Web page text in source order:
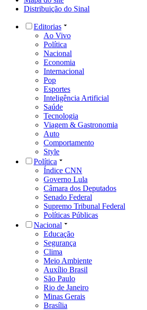
Distribuição do Sinal
Editorias
Ao Vivo
Política
Nacional
Economia
Internacional
Pop
Esportes
Inteligência Artificial
Saúde
Tecnologia
Viagem & Gastronomia
Auto
Comportamento
Style
Política
Índice CNN
Governo Lula
Câmara dos Deputados
Senado Federal
Supremo Tribunal Federal
Políticas Públicas
Nacional
Educação
Segurança
Clima
Meio Ambiente
Auxílio Brasil
São Paulo
Rio de Janeiro
Minas Gerais
Brasília